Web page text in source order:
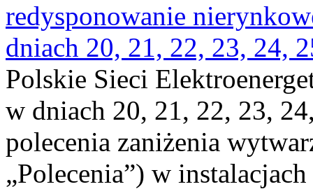
redysponowanie
dniach 20, 21, 22, 23, 24,
Polskie Sieci
w dniach 20, 21, 22, 23,
polecenia zaniżenia
„Polecenia”) w